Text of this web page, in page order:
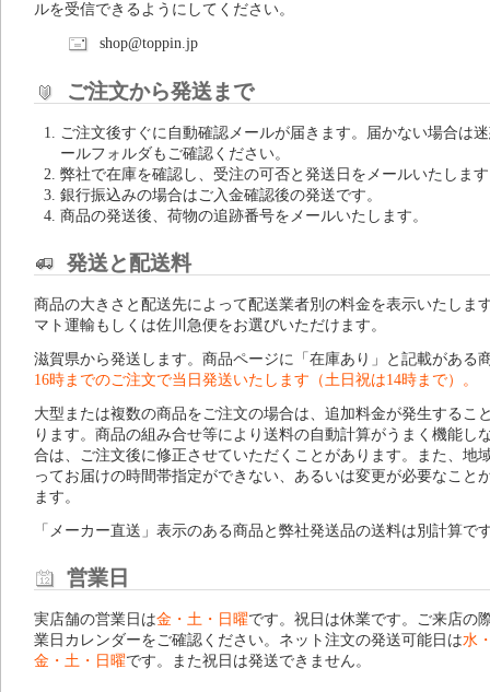
ルを受信できるようにしてください。
shop@toppin.jp
ご注文から発送まで
ご注文後すぐに自動確認メールが届きます。届かない場合は
ールフォルダもご確認ください。
弊社で在庫を確認し、受注の可否と発送日をメールいたしま
銀行振込みの場合はご入金確認後の発送です。
商品の発送後、荷物の追跡番号をメールいたします。
発送と配送料
商品の大きさと配送先によって配送業者別の料金を表示いたしま
マト運輸もしくは佐川急便をお選びいただけます。
滋賀県から発送します。商品ページに「在庫あり」と記載がある
16時までのご注文で当日発送いたします（土日祝は14時まで）。
大型または複数の商品をご注文の場合は、追加料金が発生するこ
ります。商品の組み合せ等により送料の自動計算がうまく機能し
合は、ご注文後に修正させていただくことがあります。また、地
ってお届けの時間帯指定ができない、あるいは変更が必要なこと
ます。
「メーカー直送」表示のある商品と弊社発送品の送料は別計算で
営業日
実店舗の営業日は金・土・日曜です。祝日は休業です。ご来店の
業日カレンダーをご確認ください。ネット注文の発送可能日は水
金・土・日曜です。また祝日は発送できません。